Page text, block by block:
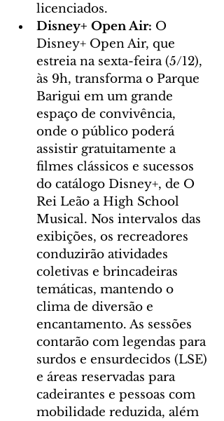
licenciados.
Disney+ Open Air: O
Disney+ Open Air, que
estreia na sexta-feira (5/12),
às 9h, transforma o Parque
Barigui em um grande
espaço de convivência,
onde o público poderá
assistir gratuitamente a
filmes clássicos e sucessos
do catálogo Disney+, de O
Rei Leão a High School
Musical. Nos intervalos das
exibições, os recreadores
conduzirão atividades
coletivas e brincadeiras
temáticas, mantendo o
clima de diversão e
encantamento. As sessões
contarão com legendas para
surdos e ensurdecidos (LSE)
e áreas reservadas para
cadeirantes e pessoas com
mobilidade reduzida, além